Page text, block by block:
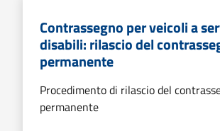
Contrassegno per veicoli a
disabili: rilascio del
permanente
Procedimento di rilascio del
permanente